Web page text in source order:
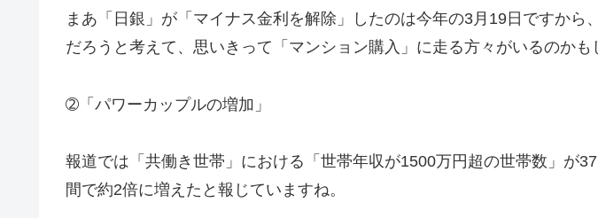
まあ「日銀」が「マイナス金利を解除」したのは今年の3月19日ですから
だろうと考えて、思いきって「マンション購入」に走る方々がいるのかも
➁「パワーカップルの増加」
報道では「共働き世帯」における「世帯年収が1500万円超の世帯数」が
間で約2倍に増えたと報じていますね。